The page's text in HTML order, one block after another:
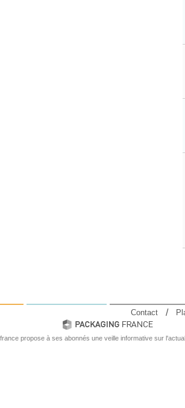
propose à ses abonnés une veille informative sur
Contact